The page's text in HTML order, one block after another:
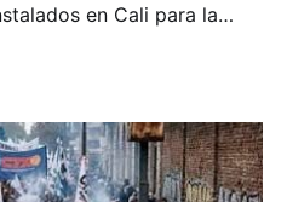
en Cali para la